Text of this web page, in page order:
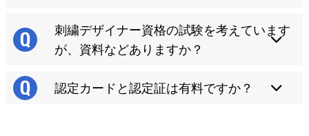
刺繍デザイナー資格の試験を考えています
が、資料などありますか？
認定カードと認定証は有料ですか？